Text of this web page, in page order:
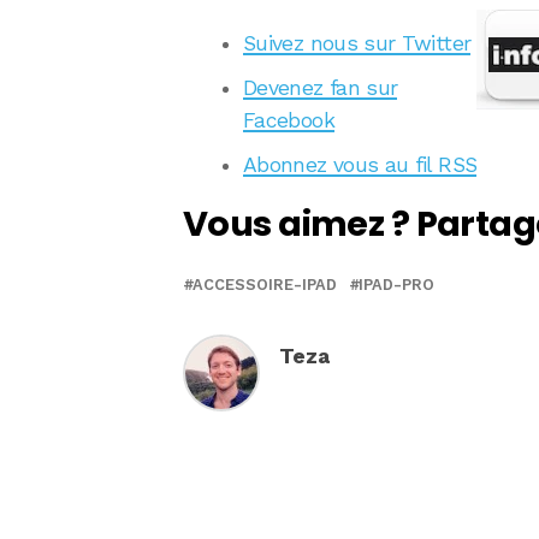
Suivez nous sur Twitter
Devenez fan sur
Facebook
Abonnez vous au fil RSS
Vous aimez ?
ACCESSOIRE-IPAD IPAD-PRO
Teza